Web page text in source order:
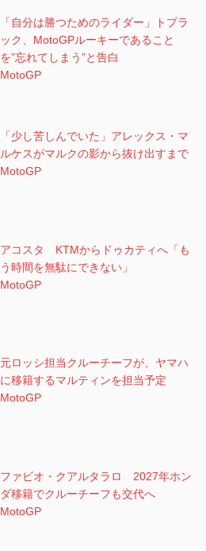
「自分は勝つためのライダー」トプラ
ック、MotoGPルーキーであること
を”忘れてしまう”と告白
MotoGP
「少し苦しんでいた」アレックス・マ
ルケスがマルクの影から抜け出すまで
MotoGP
アコスタ KTMからドゥカティへ「も
う時間を無駄にできない」
MotoGP
元ロッシ担当クルーチーフが、ヤマハ
に移籍するマルティンを担当予定
MotoGP
ファビオ・クアルタラロ 2027年ホン
ダ移籍でクルーチーフも交代へ
MotoGP